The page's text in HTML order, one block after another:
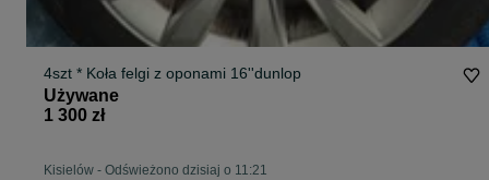
4szt * Koła felgi z oponami 16''dunlop
Używane
1 300 zł
Kisielów - Odświeżono dzisiaj o 11:21